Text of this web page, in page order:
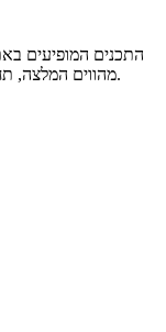
התכנים המופיעים
מהווים המלצה, תחליף להתייעצות עם מומחה או קבלת ייעוץ רפואי.